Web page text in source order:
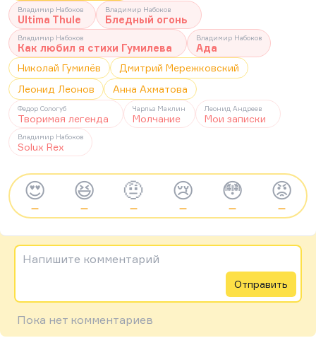
Владимир Набоков
Ultima Thule
Владимир Набоков
Бледный огонь
Владимир Набоков
Как любил я стихи Гумилева
Владимир Набоков
Ада
Николай Гумилёв
Дмитрий Мережковский
Леонид Леонов
Анна Ахматова
Федор Сологуб
Творимая легенда
Чарльз Маклин
Молчание
Леонид Андреев
Мои записки
Владимир Набоков
Solux Rex
😍
—
😆
—
🤨
—
😢
—
😳
—
😡
—
Напишите комментарий
Отправить
Пока нет комментариев